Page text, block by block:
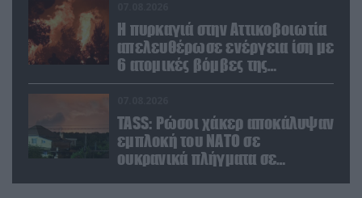
Η πυρκαγιά στην Αττικοβοιωτία
απελευθέρωσε ενέργεια ίση με
6 ατομικές βόμβες της
Χιροσίμα!
TASS: Ρώσοι χάκερ αποκάλυψαν
εμπλοκή του ΝΑΤΟ σε
ουκρανικά πλήγματα σε